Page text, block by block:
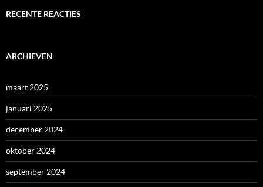
RECENTE REACTIES
ARCHIEVEN
maart 2025
januari 2025
december 2024
oktober 2024
september 2024